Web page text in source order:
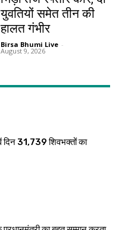
युवतियों समेत तीन की
हालत गंभीर
Birsa Bhumi Live -
August 9, 2026
खूंटी